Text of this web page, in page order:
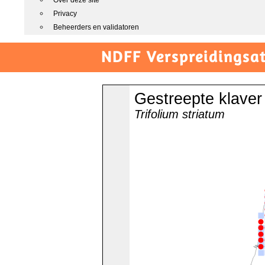
Privacy
Beheerders en validatoren
NDFF